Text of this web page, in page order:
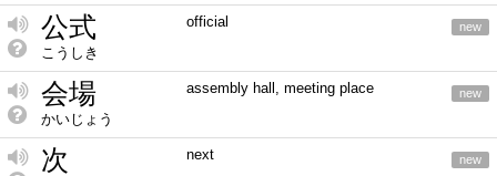
公式
こうしき
official new
会場
かいじょう
assembly hall, meeting place new
次 next new